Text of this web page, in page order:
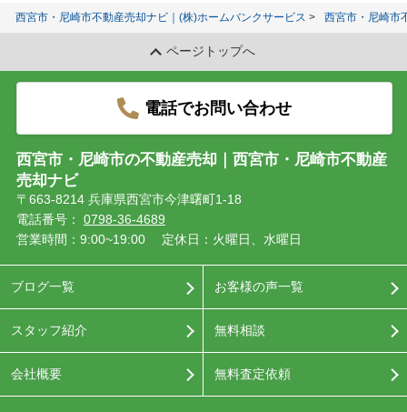
西宮市・尼崎市不動産売却ナビ｜(株)ホームバンクサービス 西宮市・尼崎市
ページトップへ
電話でお問い合わせ
西宮市・尼崎市の不動産売却｜西宮市・尼崎市不動産
売却ナビ
〒663-8214 兵庫県西宮市今津曙町1-18
電話番号： 0798-36-4689
営業時間：9:00~19:00
定休日：火曜日、水曜日
ブログ一覧
スタッフ紹介
会社概要
お客様の声一覧
無料相談
無料査定依頼